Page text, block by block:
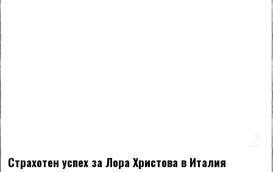
Страхотен успех за Лора Христова в Италия